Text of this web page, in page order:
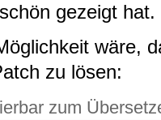
gezeigt hat.
wäre,
zu lösen:
zum